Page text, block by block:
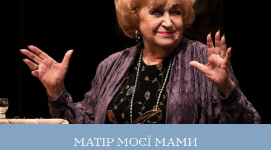
МАТІР МОЄЇ МАМИ